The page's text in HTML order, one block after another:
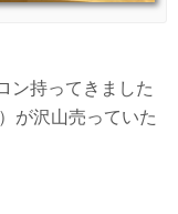
ン持ってきました
が沢山売っていた